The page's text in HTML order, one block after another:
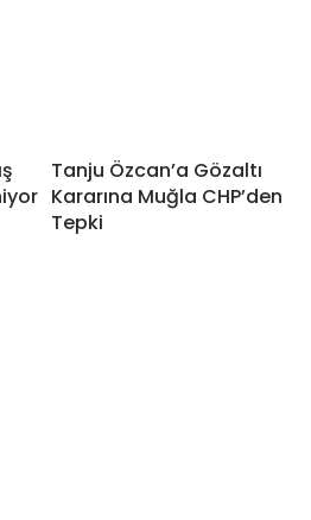
Tanju Özcan’a Gözaltı
Kararına Muğla CHP’den
Tepki